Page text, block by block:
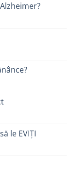
le EVIȚI